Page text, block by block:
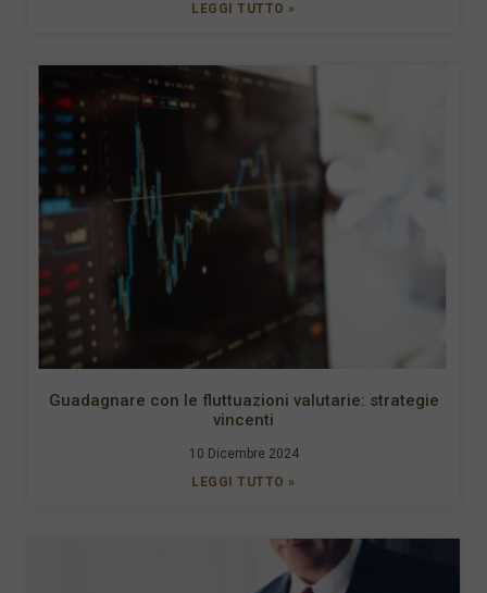
LEGGI TUTTO »
Guadagnare con le fluttuazioni valutarie: strategie
vincenti
10 Dicembre 2024
LEGGI TUTTO »